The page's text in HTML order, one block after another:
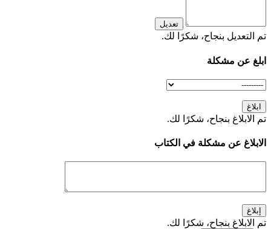
تعديل
تم التعديل بنجاح، شكرًا لك.
ابلغ عن مشكلة
ابلاغ
تم الابلاغ بنجاح، شكرًا لك.
الابلاغ عن مشكلة في الكتاب
إبلاغ
تم الابلاغ بنجاح، شكرًا لك.